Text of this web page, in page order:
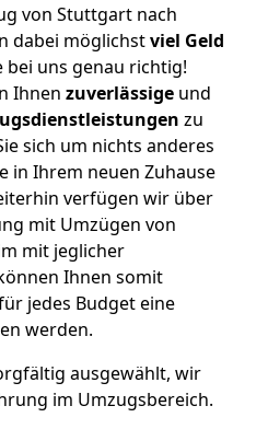
von Stuttgart nach
dabei möglichstviel Geld
bei uns genau richtig!
Ihnen zuverlässige und
zu
sich um nichts anderes
in Ihrem neuen Zuhause
verfügen wir über
mit Umzügen von
mit jeglicher
Ihnen somit
jedes Budget eine
werden.
ausgewählt, wir
im Umzugsbereich.